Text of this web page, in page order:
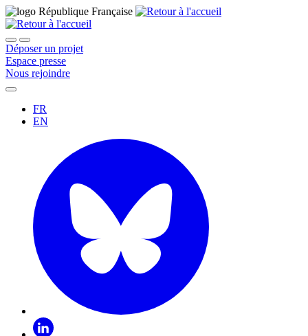
Déposer un projet
Espace presse
Nous rejoindre
FR
EN